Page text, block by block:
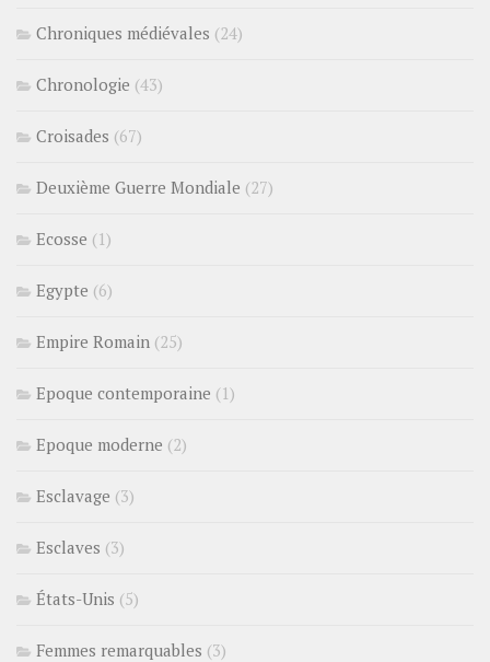
Chroniques médiévales (24)
Chronologie (43)
Croisades (67)
Deuxième Guerre Mondiale (27)
Ecosse (1)
Egypte (6)
Empire Romain (25)
Epoque contemporaine (1)
Epoque moderne (2)
Esclavage (3)
Esclaves (3)
États-Unis (5)
Femmes remarquables (3)